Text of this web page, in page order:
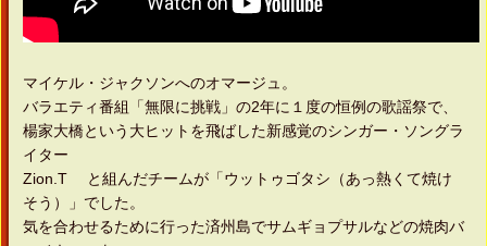
マイケル・ジャクソンへのオマージュ。
バラエティ番組「無限に挑戦」の2年に１度の恒例の歌謡祭で、
楊家大橋という大ヒットを飛ばした新感覚のシンガー・ソングラ
イター
Zion.T と組んだチームが「ウットゥゴタシ（あっ熱くて焼け
そう）」でした。
気を合わせるために行った済州島でサムギョプサルなどの焼肉バ